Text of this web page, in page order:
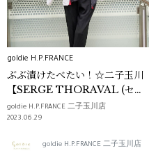
goldie H.P.FRANCE
ぶぶ漬けたべたい！☆二子玉川
【SERGE THORAVAL (セル
ジュ・トラヴァル)】【SEEME
(シーミー)】
goldie H.P.FRANCE 二子玉川店
2023.06.29
goldie H.P.FRANCE 二子玉川店